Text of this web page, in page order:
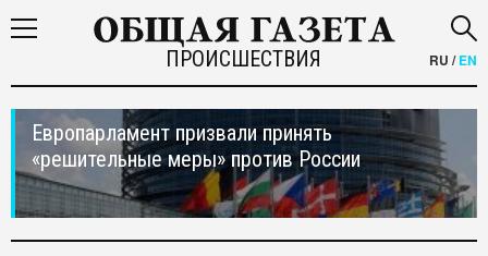
ПРОИСШЕСТВИЯ RU /EN
Европарламент призвали принять
«решительные меры» против России